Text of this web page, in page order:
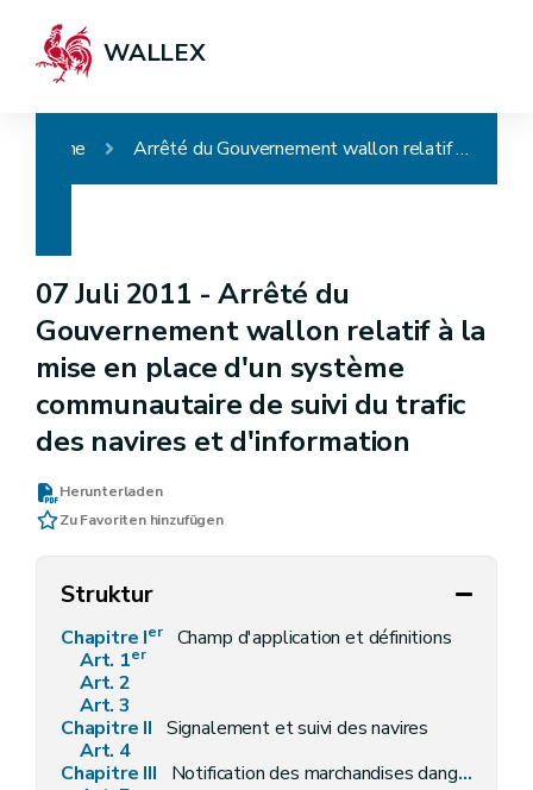
WALLEX
Home Arrêté du Gouvernement wallon relatif à la mise en place d'un système communautaire de suivi du trafic des navires et d'information
07 Juli 2011 -Arrêté du
Gouvernement wallon relatif à la
mise en place d'un système
communautaire de suivi du trafic
des navires et d'information
Herunterladen
Zu Favoriten hinzufügen
Struktur
Chapitre Ier
Champ d'application et définitions
Art. 1er
Art. 2
Art. 3
Chapitre II Signalement et suivi des navires
Art. 4
Chapitre III
Notification des marchandises dangereuses ou polluantes à bord des navires (HAZMAT)